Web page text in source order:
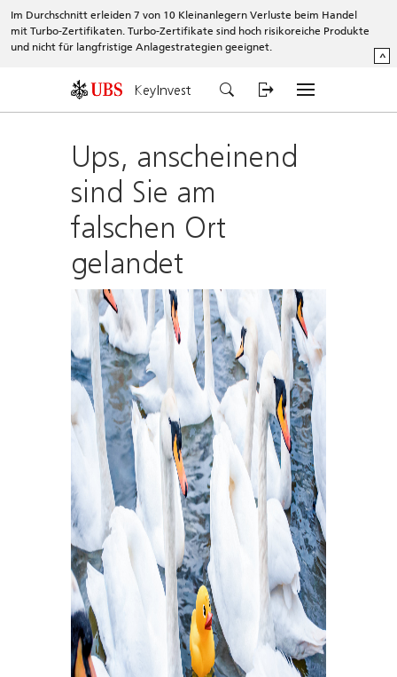
Im Durchschnitt erleiden 7 von 10 Kleinanlegern Verluste beim Handel
mit Turbo-Zertifikaten. Turbo-Zertifikate sind hoch risikoreiche Produkte
und nicht für langfristige Anlagestrategien geeignet.
^
KeyInvest
Ups, anscheinend
sind Sie am
falschen Ort
gelandet